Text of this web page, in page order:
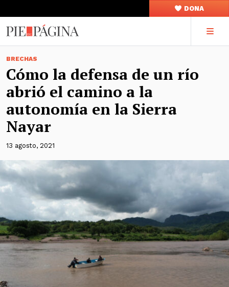
DONA
BRECHAS
Cómo la defensa de un río
abrió el camino a la
autonomía en la Sierra
Nayar
13 agosto, 2021